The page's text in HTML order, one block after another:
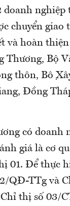
nghiệp
chuyển
và hoàn
Thương, Bộ
thôn, Bộ
Đồng
có doanh
giá là cơ
01. Để thực
QĐ-TTg và
thị số 03/